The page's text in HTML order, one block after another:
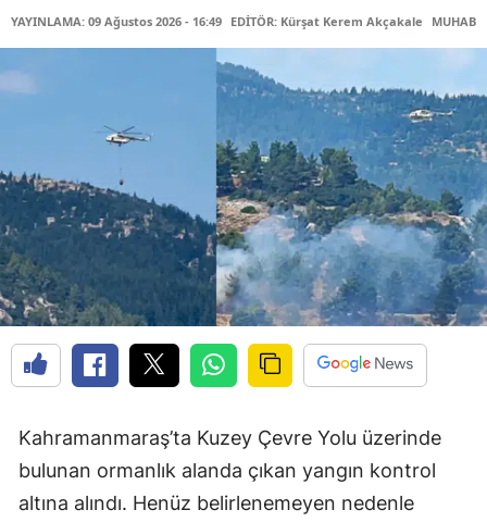
YAYINLAMA: 09 Ağustos 2026 - 16:49 EDİTÖR: Kürşat Kerem Akçakale
Kahramanmaraş’ta Kuzey Çevre Yolu üzerinde
bulunan ormanlık alanda çıkan yangın kontrol
altına alındı. Henüz belirlenemeyen nedenle